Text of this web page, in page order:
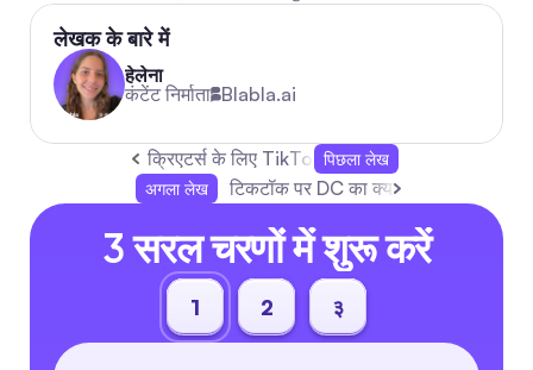
लेखक के बारे में
हेलेना
कंटेंट निर्माता Blabla.ai
क्रिएटर्स के लिए TikTok मॉडरेशन: आपकी जानने योग्य
पिछला लेख
अगला लेख
टिकटॉक पर DC का क्या मतलब है और इसे
3 सरल चरणों में शुरू करें
1 2 ३